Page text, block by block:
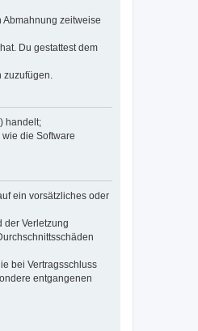
zeitweise
Du gestattest dem
zuzufügen.
handelt;
die Software
ein vorsätzliches oder
der Verletzung
bei Vertragsschluss
entgangenen